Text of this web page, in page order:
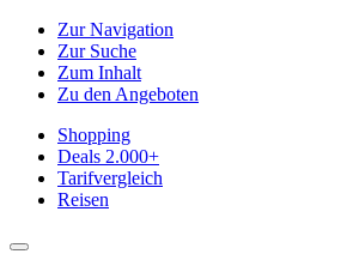
Zur Navigation
Zur Suche
Zum Inhalt
Zu den Angeboten
Shopping
Deals 2.000+
Tarifvergleich
Reisen